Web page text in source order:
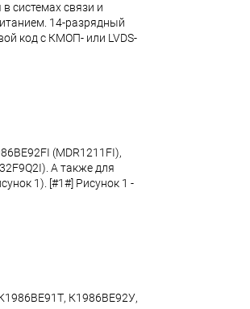
системах связи и
14-разрядный
код с КМОП- или LVDS-
(MDR1211FI),
А также для
1). [#1#] Рисунок 1 -
К1986ВЕ92У,